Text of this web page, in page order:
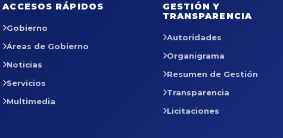
ACCESOS RÁPIDOS
Gobierno
Áreas de Gobierno
Noticias
Servicios
Multimedia
GESTIÓN Y
TRANSPARENCIA
Autoridades
Organigrama
Resumen de Gestión
Transparencia
Licitaciones